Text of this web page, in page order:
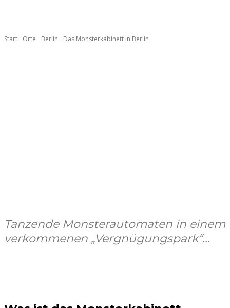
Start Orte Berlin Das Monsterkabinett in Berlin
Tanzende Monsterautomaten in einem
verkommenen „Vergnügungspark“...